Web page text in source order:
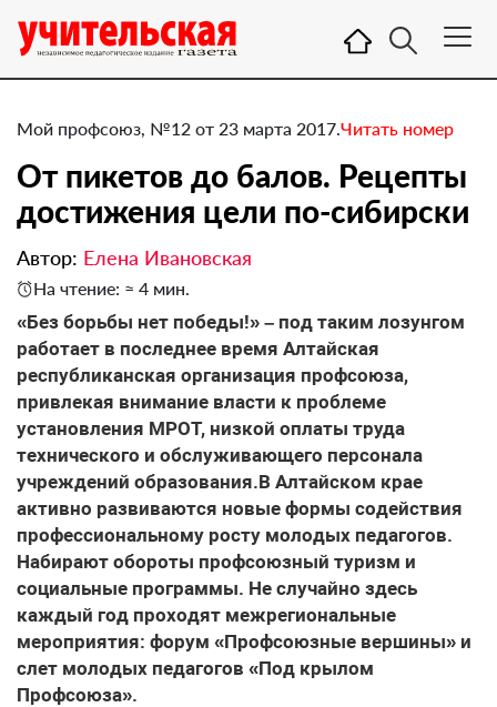
Мой профсоюз, №12 от 23 марта 2017.Читать номер
От пикетов до балов. Рецепты
достижения цели по-сибирски
Автор: Елена Ивановская
На чтение: ≈ 4 мин.
​«Без борьбы нет победы!» – под таким лозунгом
работает в последнее время Алтайская
республиканская организация профсоюза,
привлекая внимание власти к проблеме
установления МРОТ, низкой оплаты труда
технического и обслуживающего персонала
учреждений образования.В Алтайском крае
активно развиваются новые формы содействия
профессиональному росту молодых педагогов.
Набирают обороты профсоюзный туризм и
социальные программы. Не случайно здесь
каждый год проходят межрегиональные
мероприятия: форум «Профсоюзные вершины» и
слет молодых педагогов «Под крылом
Профсоюза».